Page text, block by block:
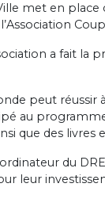
met en
a fait la
peut réussir
au
que des livres
du
leur